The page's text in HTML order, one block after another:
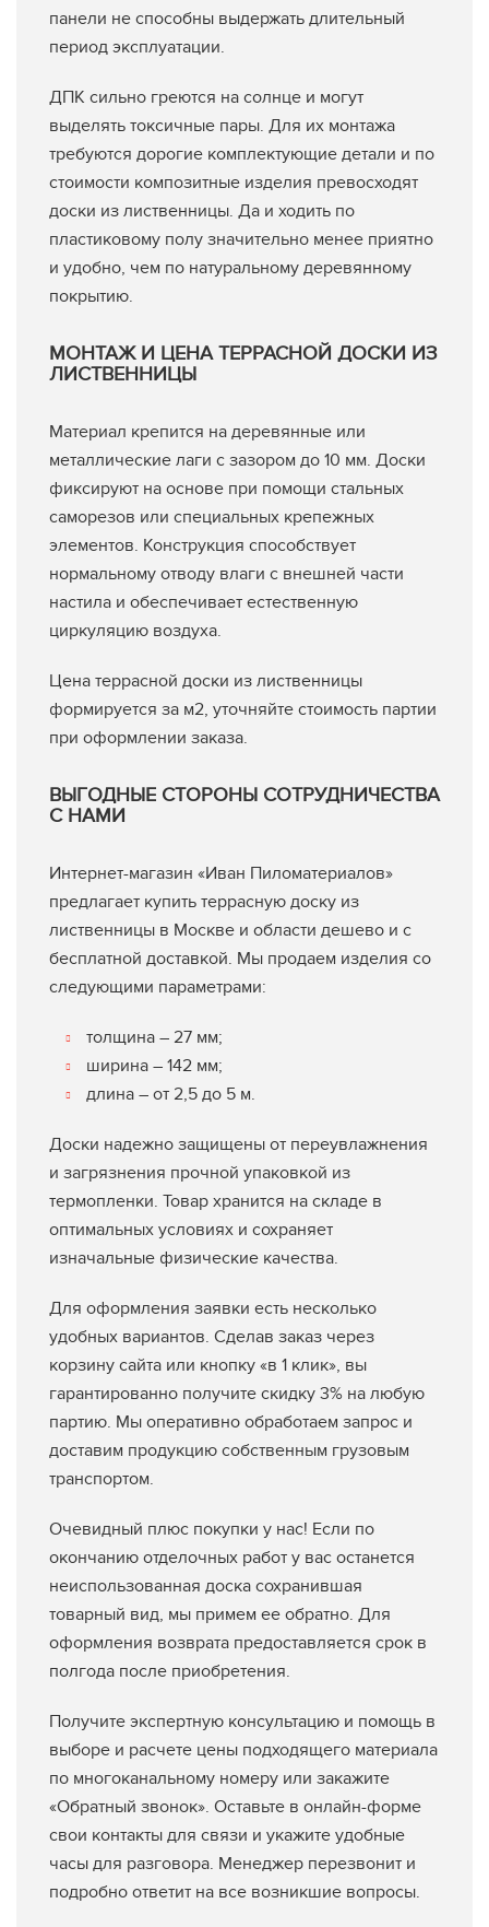
панели не способны выдержать длительный
период эксплуатации.
ДПК сильно греются на солнце и могут
выделять токсичные пары. Для их монтажа
требуются дорогие комплектующие детали и по
стоимости композитные изделия превосходят
доски из лиственницы. Да и ходить по
пластиковому полу значительно менее приятно
и удобно, чем по натуральному деревянному
покрытию.
МОНТАЖ И ЦЕНА ТЕРРАСНОЙ ДОСКИ ИЗ
ЛИСТВЕННИЦЫ
Материал крепится на деревянные или
металлические лаги с зазором до 10 мм. Доски
фиксируют на основе при помощи стальных
саморезов или специальных крепежных
элементов. Конструкция способствует
нормальному отводу влаги с внешней части
настила и обеспечивает естественную
циркуляцию воздуха.
Цена террасной доски из лиственницы
формируется за м2, уточняйте стоимость партии
при оформлении заказа.
ВЫГОДНЫЕ СТОРОНЫ СОТРУДНИЧЕСТВА
С НАМИ
Интернет-магазин «Иван Пиломатериалов»
предлагает купить террасную доску из
лиственницы в Москве и области дешево и с
бесплатной доставкой. Мы продаем изделия со
следующими параметрами:
толщина – 27 мм;
ширина – 142 мм;
длина – от 2,5 до 5 м.
Доски надежно защищены от переувлажнения
и загрязнения прочной упаковкой из
термопленки. Товар хранится на складе в
оптимальных условиях и сохраняет
изначальные физические качества.
Для оформления заявки есть несколько
удобных вариантов. Сделав заказ через
корзину сайта или кнопку «в 1 клик», вы
гарантированно получите скидку 3% на любую
партию. Мы оперативно обработаем запрос и
доставим продукцию собственным грузовым
транспортом.
Очевидный плюс покупки у нас! Если по
окончанию отделочных работ у вас останется
неиспользованная доска сохранившая
товарный вид, мы примем ее обратно. Для
оформления возврата предоставляется срок в
полгода после приобретения.
Получите экспертную консультацию и помощь в
выборе и расчете цены подходящего материала
по многоканальному номеру или закажите
«Обратный звонок». Оставьте в онлайн-форме
свои контакты для связи и укажите удобные
часы для разговора. Менеджер перезвонит и
подробно ответит на все возникшие вопросы.